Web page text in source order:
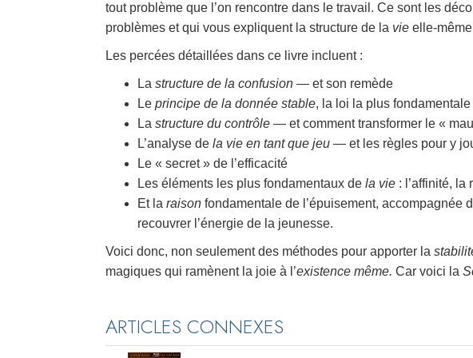
tout problème que l’on rencontre dans le travail. Ce sont les
problèmes et qui vous expliquent la structure de la vie elle-
Les percées détaillées dans ce livre incluent :
La structure de la confusion — et son remède
Le principe de la donnée stable, la loi la plus
La structure du contrôle — et comment transformer le «
L’analyse de la vie en tant que jeu — et les règles pour y
Le « secret » de l’efficacité
Les éléments les plus fondamentaux de la vie : l’affinité, la
Et la raison fondamentale de l’épuisement,
recouvrer l’énergie de la jeunesse.
Voici donc, non seulement des méthodes pour apporter la
magiques qui ramènent la joie à l’existence même. Car voici la
ARTICLES CONNEXES